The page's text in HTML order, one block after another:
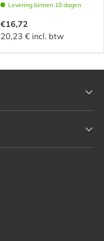
Levering binnen 10 dagen
€16,72
20,23 € incl. btw